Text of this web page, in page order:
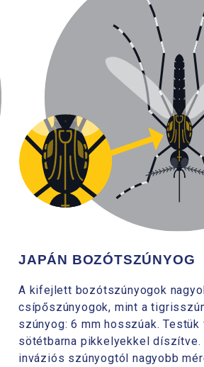
JAPÁN BOZÓTSZÚNYOG
A kifejlett bozótszúnyogok
csípőszúnyogok, mint a
szúnyog: 6 mm hosszúak.
sötétbarna pikkelyekkel díszítve.
inváziós szúnyogtól nagyobb